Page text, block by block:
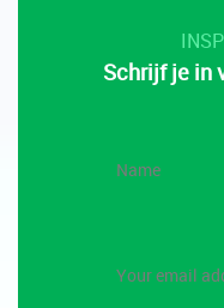
Schrijf je in